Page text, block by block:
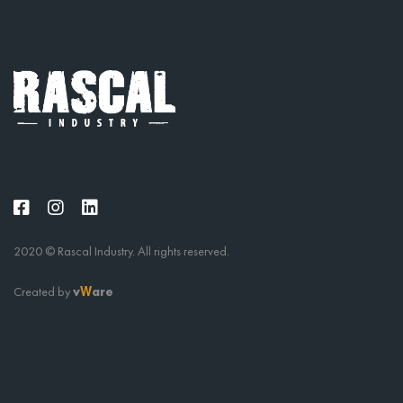
2020 © Rascal Industry. All rights reserved.
Created byvWare